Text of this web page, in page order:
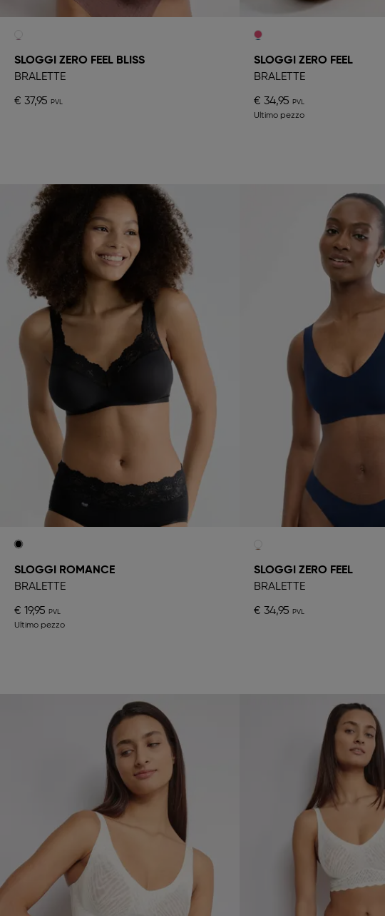
SLOGGI ZERO FEEL BLISS
BRALETTE
€ 37,95
SLOGGI ZERO FEEL
BRALETTE
€ 34,95
Ultimo pezzo
SLOGGI ROMANCE
BRALETTE
€ 19,95
Ultimo pezzo
SLOGGI ZERO FEEL
BRALETTE
€ 34,95